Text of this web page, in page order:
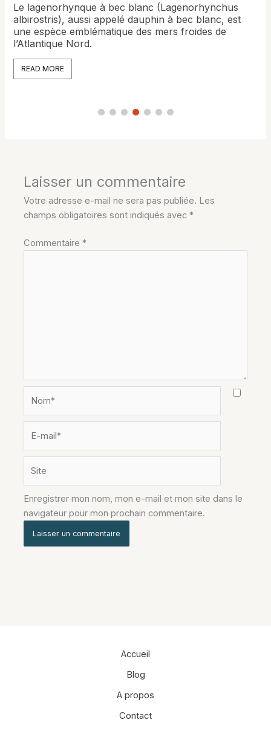
Le lagenorhynque à bec blanc (Lagenorhynchus
albirostris), aussi appelé dauphin à bec blanc, est
une espèce emblématique des mers froides de
l’Atlantique Nord.
READ MORE
Laisser un commentaire
Votre adresse e-mail ne sera pas publiée. Les
champs obligatoires sont indiqués avec*
Commentaire*
Enregistrer mon nom, mon e-mail et mon site dans le
navigateur pour mon prochain commentaire.
Accueil
Blog
A propos
Contact